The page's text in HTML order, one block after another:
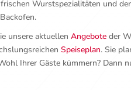
Wurstspezialitäten und
unsere aktuellenAngebote der
Speiseplan. Sie
Ihrer Gäste kümmern? Dann